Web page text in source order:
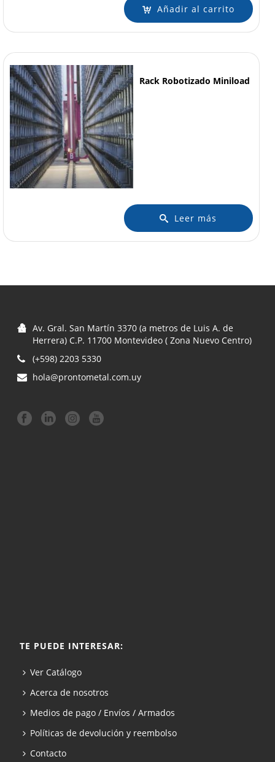
Añadir al carrito
Rack Robotizado Miniload
Leer más
Av. Gral. San Martín 3370 (a metros de Luis A. de
Herrera) C.P. 11700 Montevideo ( Zona Nuevo Centro)
(+598) 2203 5330
hola@prontometal.com.uy
TE PUEDE INTERESAR:
Ver Catálogo
Acerca de nosotros
Medios de pago / Envíos / Armados
Políticas de devolución y reembolso
Contacto